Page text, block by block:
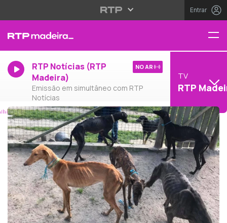
Entrar
RTP Notícias (RTP
Madeira)
Emissão em simultâneo com RTP
Notícias
NO AR
TV
RTP